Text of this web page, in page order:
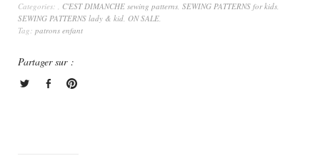
Categories: , C'EST DIMANCHE sewing patterns, SEWING PATTERNS for kids,
SEWING PATTERNS lady & kid, ON SALE,
Tag: patrons enfant
Partager sur :